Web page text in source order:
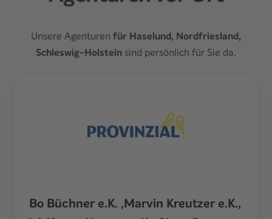
Unsere Agenturen für Haselund, Nordfriesland,
Schleswig-Holstein sind persönlich für Sie da.
Bo Büchner e.K. ,Marvin Kreutzer e.K.,